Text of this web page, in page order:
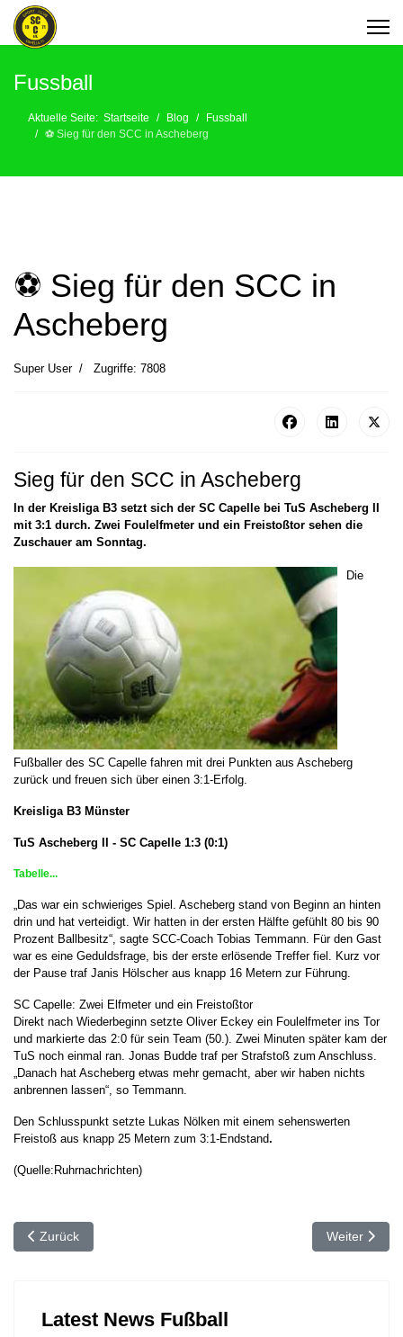
Fussball
Aktuelle Seite: Startseite Blog
Fussball
⚽️ Sieg für den SCC in Ascheberg
⚽️ Sieg für den SCC in
Ascheberg
Super User Zugriffe: 7808
Sieg für den SCC in Ascheberg
In der Kreisliga B3 setzt sich der SC Capelle bei TuS Ascheberg II
mit 3:1 durch. Zwei Foulelfmeter und ein Freistoßtor sehen die
Zuschauer am Sonntag.
Die
Fußballer des SC Capelle fahren mit drei Punkten aus Ascheberg
zurück und freuen sich über einen 3:1-Erfolg.
Kreisliga B3 Münster
TuS Ascheberg II - SC Capelle 1:3 (0:1)
Tabelle...
„Das war ein schwieriges Spiel. Ascheberg stand von Beginn an hinten
drin und hat verteidigt. Wir hatten in der ersten Hälfte gefühlt 80 bis 90
Prozent Ballbesitz“, sagte SCC-Coach Tobias Temmann. Für den Gast
war es eine Geduldsfrage, bis der erste erlösende Treffer fiel. Kurz vor
der Pause traf Janis Hölscher aus knapp 16 Metern zur Führung.
SC Capelle: Zwei Elfmeter und ein Freistoßtor
Direkt nach Wiederbeginn setzte Oliver Eckey ein Foulelfmeter ins Tor
und markierte das 2:0 für sein Team (50.). Zwei Minuten später kam der
TuS noch einmal ran. Jonas Budde traf per Strafstoß zum Anschluss.
„Danach hat Ascheberg etwas mehr gemacht, aber wir haben nichts
anbrennen lassen“, so Temmann.
Den Schlusspunkt setzte Lukas Nölken mit einem sehenswerten
Freistoß aus knapp 25 Metern zum 3:1-Endstand.
(Quelle:Ruhrnachrichten)
Vorheriger Beitrag: ⚽️ Sieg für den SCC igegen Herbern
Zurück Nächster
Weiter
Latest News Fußball